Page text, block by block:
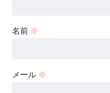
名前 ※
メール ※